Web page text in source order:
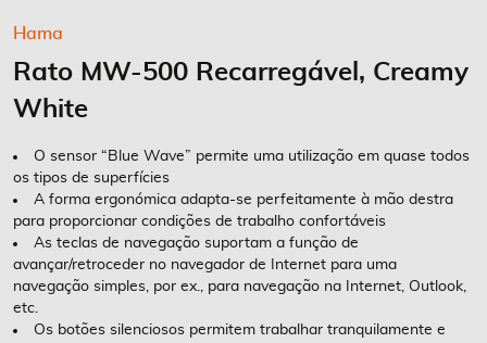
o
da
de
imagens
Hama
Rato MW-500 Recarregável, Creamy
White
O sensor “Blue Wave” permite uma utilização em quase todos
os tipos de superfícies
A forma ergonómica adapta-se perfeitamente à mão destra
para proporcionar condições de trabalho confortáveis
As teclas de navegação suportam a função de
avançar/retroceder no navegador de Internet para uma
navegação simples, por ex., para navegação na Internet, Outlook,
etc.
Os botões silenciosos permitem trabalhar tranquilamente e